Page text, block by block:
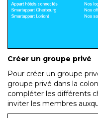
Créer un groupe privé
Pour créer un groupe
groupe privé dans la
compléter les différents
inviter les membres